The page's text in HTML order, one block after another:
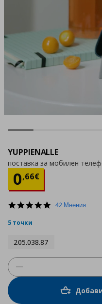
YUPPIENALLE
поставка за мобилен
0,66€
Цена
4.8
42 Мнения
5 точки
205.038.87